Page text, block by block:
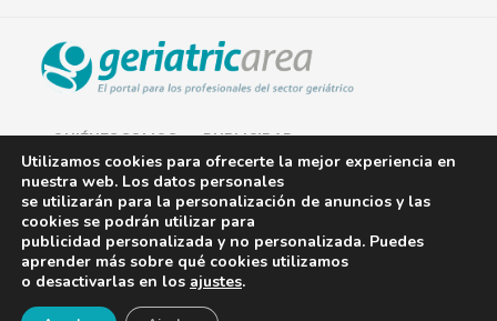
QUIÉNES SOMOS PUBLICIDAD
AVISO LEGAL
POLÍTICA DE COOKIES
POLÍTICA DE PRIVACIDAD
CONTACTO¡Newsletter!
Utilizamos cookies para ofrecerte la mejor experiencia en
nuestra web. Los datos personales
se utilizarán para la personalización de anuncios y las
cookies se podrán utilizar para
publicidad personalizada y no personalizada. Puedes
aprender más sobre qué cookies utilizamos
o desactivarlas en los ajustes.